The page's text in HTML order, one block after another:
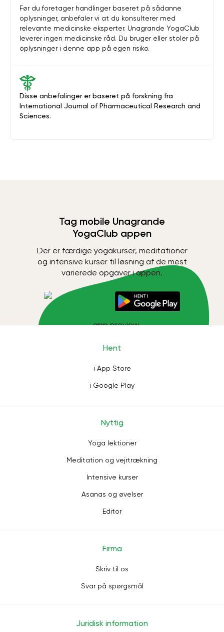
Disse anbefalinger er baseret på forskning fra
International Journal of Pharmaceutical Research and
Sciences.
Før du foretager handlinger baseret på sådanne
oplysninger, anbefaler vi at du konsulterer med
relevante medicinske eksperter. Unagrande YogaClub
leverer ingen medicinske råd. Du bruger eller stoler på
oplysninger i denne app på egen risiko.
Tag mobile Unagrande
YogaClub appen
Der er færdige yogakurser, meditationer
og intensive kurser til løsning af de mest
varierede opgaver i appen.
Hent
i App Store
i Google Play
Nyttig
Yoga lektioner
Meditation og vejrtrækning
Intensive kurser
Asanas og øvelser
Editor
Firma
Skriv til os
Svar på spørgsmål
Juridisk information